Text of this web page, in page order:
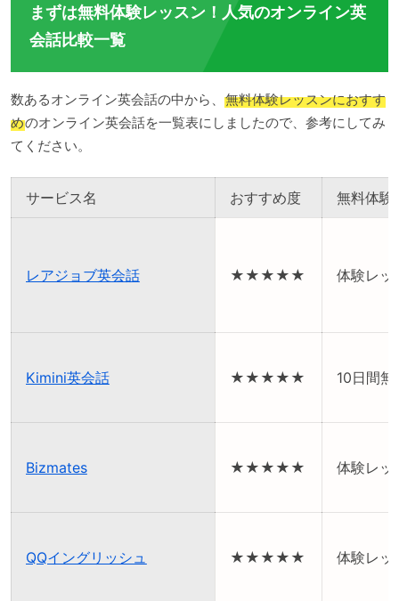
まずは無料体験レッスン！人気のオンライン英
会話比較一覧
数あるオンライン英会話の中から、 無料体験レッスンにおすす
めのオンライン英会話を一覧表にしましたので、参考にしてみ
てください。
サービス名 おすすめ度 無料体験
レアジョブ英会話 ★★★★★ 体験レッ
Kimini英会話 ★★★★★ 10日間
Bizmates ★★★★★ 体験レッ
QQイングリッシュ ★★★★★ 体験レッ